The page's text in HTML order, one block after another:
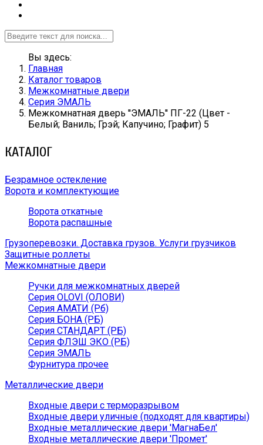
Вы здесь:
Главная
Каталог товаров
Межкомнатные двери
Серия ЭМАЛЬ
Межкомнатная дверь ''ЭМАЛЬ'' ПГ-22 (Цвет -
Белый; Ваниль; Грэй; Капучино; Графит) 5
КАТАЛОГ
Безрамное остекление
Ворота и комплектующие
Ворота откатные
Ворота распашные
Грузоперевозки. Доставка грузов. Услуги грузчиков
Защитные роллеты
Межкомнатные двери
Ручки для межкомнатных дверей
Серия OLOVI (ОЛОВИ)
Серия АМАТИ (Рб)
Серия БОНА (РБ)
Серия СТАНДАРТ (РБ)
Серия ФЛЭШ ЭКО (РБ)
Серия ЭМАЛЬ
Фурнитура прочее
Металлические двери
Входные двери с терморазрывом
Входные двери уличные (подходят для квартиры)
Входные металлические двери 'МагнаБел'
Входные металлические двери 'Промет'